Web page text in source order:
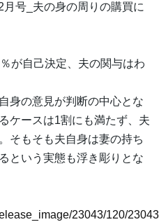
号_夫の身の周りの購買に
が自己決定、夫の関与はわ
身の意見が判断の中心とな
ケースは1割にも満たず、夫
そもそも夫自身は妻の持ち
という実態も浮き彫りとな
23043/120/